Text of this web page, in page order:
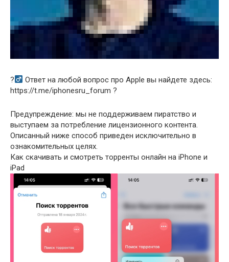
?‍
Ответ на любой вопрос про Apple вы найдете здесь:
https://t.me/iphonesru_forum ?
Предупреждение: мы не поддерживаем пиратство и
выступаем за потребление лицензионного контента.
Описанный ниже способ приведен исключительно в
ознакомительных целях.
Как скачивать и смотреть торренты онлайн на iPhone и
iPad